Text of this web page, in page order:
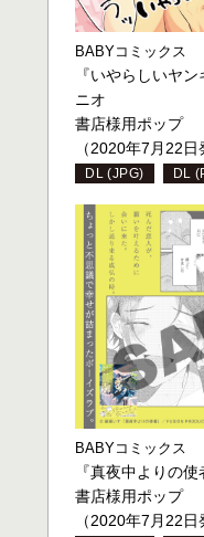
BABYコミックス
『いやらしいヤ
ニオ
書店様用ポップ
（2020年7月22日
DL (JPG) DL
BABYコミックス
『真夜中よりの
書店様用ポップ
（2020年7月22日